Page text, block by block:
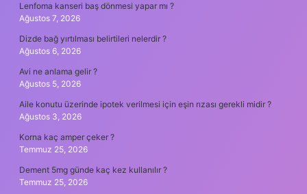
Lenfoma kanseri baş dönmesi yapar mı ?
Ağustos 7, 2026
Dizde bağ yırtılması belirtileri nelerdir ?
Ağustos 6, 2026
Avi ne anlama gelir ?
Ağustos 5, 2026
Aile konutu üzerinde ipotek verilmesi için eşin rızası gerekli midir ?
Ağustos 3, 2026
Korna kaç amper çeker ?
Temmuz 25, 2026
Dement 5mg günde kaç kez kullanılır ?
Temmuz 25, 2026